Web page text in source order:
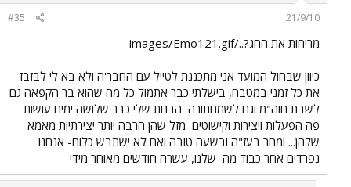
21/9/10
#35
מריחות את החג?../images/Emo121.gif
כיוון שבחול המועד אני מתכננת לטייל עם החבר'ה ולא בא לי לבזבז
את כל זמני במטבח, בישלתי כבר אתמול כל מה שהוא בר הקפאה גם
לשבת חוה"מ וגם לשמחתורה הבנות שלי כבר שלושה ימים עושות
פה הפעלות ויצירות וקישוטים מזל שהן הרבה יותר יצירתיות מאמא
שלהן... ומחר בעז"ה ובשעה טובה ואם לא ישתבש כלום- אנחנו
נפרדים אחר כבוד מה שלנו, עשרה חודשים מאוחר מידי